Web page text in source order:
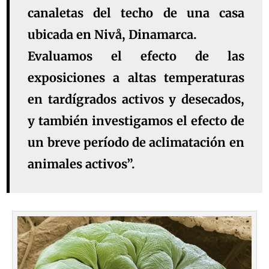
canaletas del techo de una casa
ubicada en Nivå, Dinamarca.
Evaluamos el efecto de las
exposiciones a altas temperaturas
en tardígrados activos y desecados,
y también investigamos el efecto de
un breve período de aclimatación en
animales activos”.